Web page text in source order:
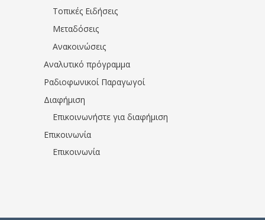
Τοπικές Ειδήσεις
Μεταδόσεις
Ανακοινώσεις
Αναλυτικό πρόγραμμα
Ραδιοφωνικοί Παραγωγοί
Διαφήμιση
Επικοινωνήστε για διαφήμιση
Επικοινωνία
Επικοινωνία